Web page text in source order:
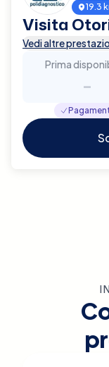
19.3
Visita
Vedi altre
Prima
-